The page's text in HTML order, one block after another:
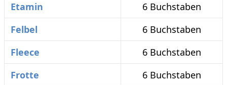
Etamin
6 Buchstaben
Felbel
6 Buchstaben
Fleece
6 Buchstaben
Frotte
6 Buchstaben